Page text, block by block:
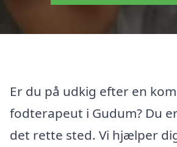
Er du på udkig efter en
fodterapeut i Gudum? Du
det rette sted. Vi hjælper